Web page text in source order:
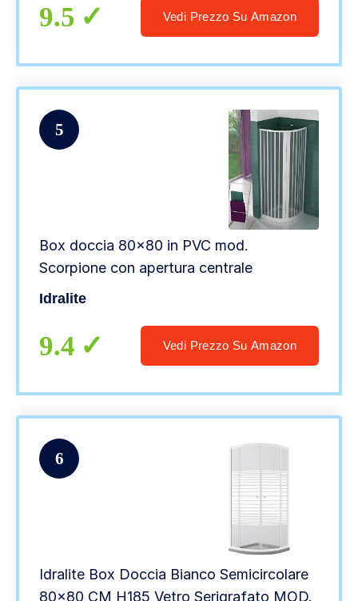
9.5 Vedi Prezzo Su Amazon
5
Box doccia 80×80 in PVC mod.
Scorpione con apertura centrale
Idralite
9.4 Vedi Prezzo Su Amazon
6
Idralite Box Doccia Bianco Semicircolare
80×80 CM H185 Vetro Serigrafato MOD.